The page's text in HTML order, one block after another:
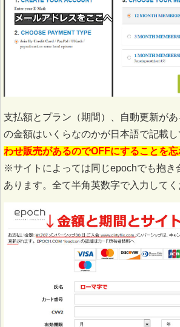
支払額とプラン（期間）、自動更新が
の金額はいくらなのかが日本語で記載し
わせ販売があるのでOFFにすることを忘
※サイトによっては同じepochでも抱き
あります。全て半角英数字で入力してく